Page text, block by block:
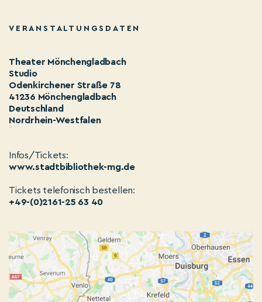
VERANSTALTUNGSDATEN
Theater Mönchengladbach
Studio
Odenkirchener Straße 78
41236 Mönchengladbach
Deutschland
Nordrhein-Westfalen
Infos/Tickets:
www.stadtbibliothek-mg.de
Tickets telefonisch bestellen:
+49-(0)2161-25 63 40